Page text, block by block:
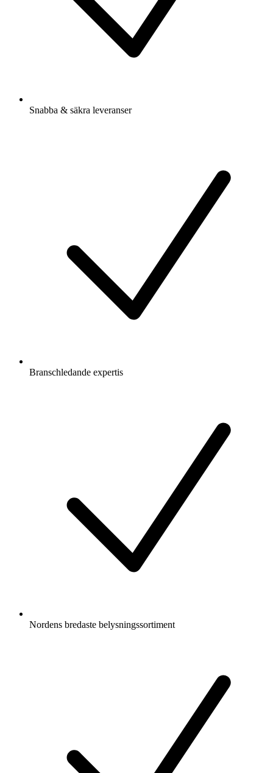
Snabba & säkra leveranser
Branschledande expertis
Nordens bredaste belysningssortiment